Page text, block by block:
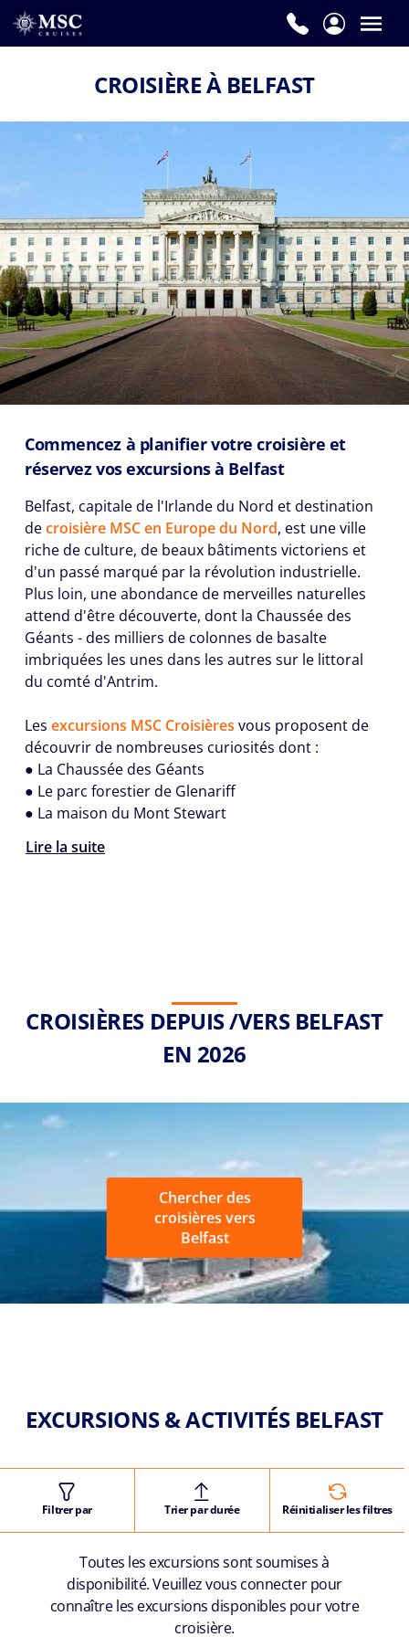
CROISIÈRE À BELFAST
Commencez à planifier votre croisière et
réservez vos excursions à Belfast
Belfast, capitale de l'Irlande du Nord et destination
decroisière MSC en Europe du Nord, est une ville
riche de culture, de beaux bâtiments victoriens et
d'un passé marqué par la révolution industrielle.
Plus loin, une abondance de merveilles naturelles
attend d'être découverte, dont la Chaussée des
Géants - des milliers de colonnes de basalte
imbriquées les unes dans les autres sur le littoral
du comté d'Antrim.
Les excursions MSC Croisières vous proposent de
découvrir de nombreuses curiosités dont :
● La Chaussée des Géants
● Le parc forestier de Glenariff
● La maison du Mont Stewart
Lire la suite
CROISIÈRES DEPUIS /VERS BELFAST
EN 2026
Chercher des
croisières vers
Belfast
EXCURSIONS & ACTIVITÉS BELFAST
Filtrer par Trier par durée Réinitialiser les filtres
Toutes les excursions sont soumises à
disponibilité. Veuillez vous connecter pour
connaître les excursions disponibles pour votre
croisière.